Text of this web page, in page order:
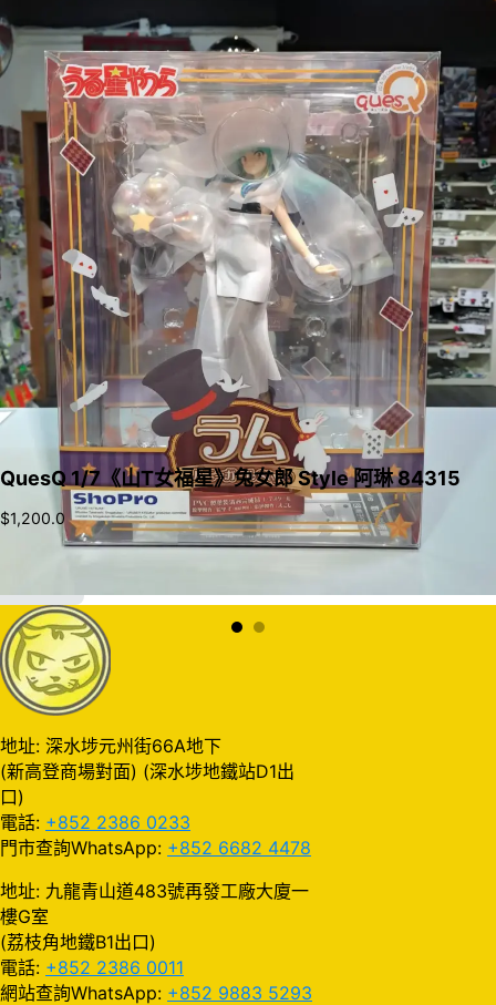
QuesQ 1/7《山T女福星》兔女郎 Style 阿琳 84315
$1,200.0
地址: 深水埗元州街66A地下
(新高登商場對面) (深水埗地鐵站D1出
口)
電話: +852 2386 0233
門市查詢WhatsApp: +852 6682 4478
地址: 九龍青山道483號再發工廠大廈一
樓G室
(荔枝角地鐵B1出口)
電話: +852 2386 0011
網站查詢WhatsApp: +852 9883 5293